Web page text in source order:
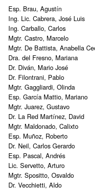
Esp. Brau, Agustín
Ing. Lic. Cabrera, José Luis
Ing. Carballo, Carlos
Mgtr. Castro, Marcelo
Mgtr. De Battista, Anabella
Dra. del Fresno, Mariana
Dr. Diván, Mario José
Dr. Filontrani, Pablo
Mgtr. Gaggliardi, Olinda
Esp. García Mattio, Mariano
Mgtr. Juarez, Gustavo
Dr. La Red Martínez, David
Mgtr. Maldonado, Calixto
Esp. Muñoz, Roberto
Dr. Neil, Carlos Gerardo
Esp. Pascal, Andrés
Lic. Servetto, Arturo
Mgtr. Spositto, Osvaldo
Dr. Vecchietti, Aldo